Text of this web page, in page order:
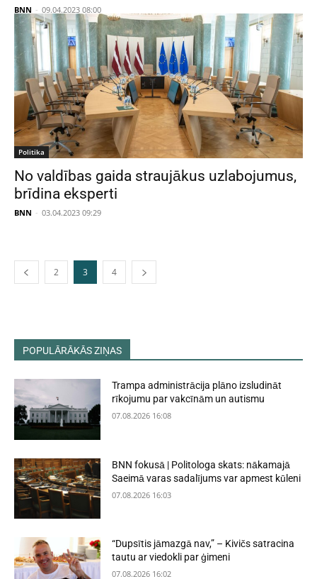
BNN - 09.04.2023 08:00
Politika
No valdības gaida straujākus uzlabojumus,
brīdina eksperti
BNN - 03.04.2023 09:29
2 3 4
POPULĀRĀKĀS ZIŅAS
Trampa administrācija plāno izsludināt
rīkojumu par vakcīnām un autismu
07.08.2026 16:08
BNN fokusā | Politologa skats: nākamajā
Saeimā varas sadalījums var apmest kūleni
07.08.2026 16:03
“Dupsītis jāmazgā nav,” – Kivičs satracina
tautu ar viedokli par ģimeni
07.08.2026 16:02